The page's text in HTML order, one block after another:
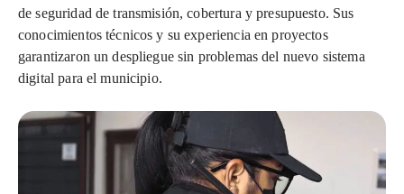
de seguridad de transmisión, cobertura y presupuesto. Sus
conocimientos técnicos y su experiencia en proyectos
garantizaron un despliegue sin problemas del nuevo sistema
digital para el municipio.